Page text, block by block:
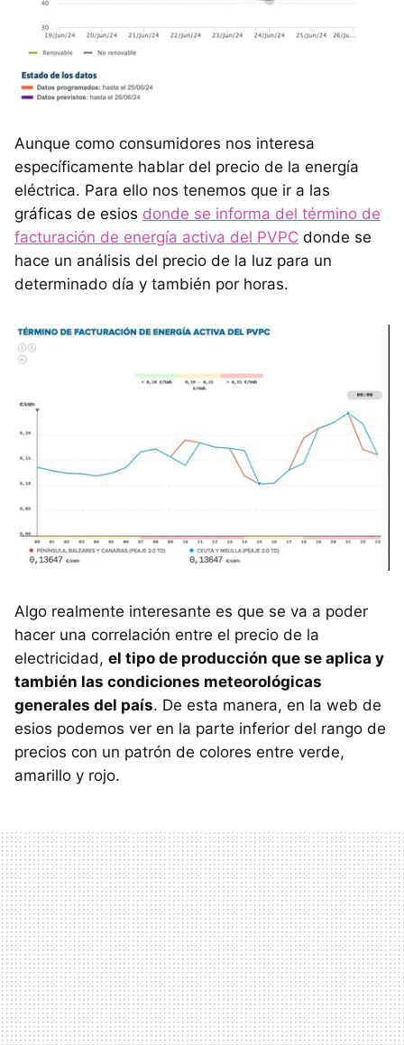
Aunque como consumidores nos interesa
específicamente hablar del precio de la energía
eléctrica. Para ello nos tenemos que ir a las
gráficas de esios donde se informa del término de
facturación de energía activa del PVPC donde se
hace un análisis del precio de la luz para un
determinado día y también por horas.
Algo realmente interesante es que se va a poder
hacer una correlación entre el precio de la
electricidad, el tipo de producción que se aplica y
también las condiciones meteorológicas
generales del país. De esta manera, en la web de
esios podemos ver en la parte inferior del rango de
precios con un patrón de colores entre verde,
amarillo y rojo.